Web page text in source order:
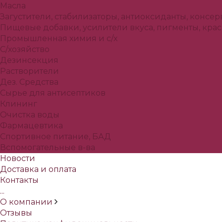
Масла
Загустители, стабилизаторы, антиоксиданты,
Пищевые добавки, усилители вкуса, пигменты,
Промышленная химия и с/х
С/хозяйство
Дезинсекция
Растворители
Дез. Средства
Сырье для антисептиков
Клининг
Очистка воды
Фармацевтика
Спортивное питание, БАД
Вспомогательные в-ва
Новости
Доставка и оплата
Контакты
...
О компании
Отзывы